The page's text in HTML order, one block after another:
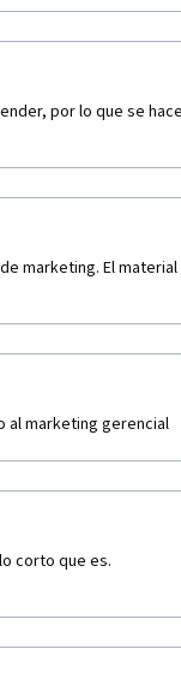
por lo que se hace
marketing. El material
al marketing gerencial
corto que es.